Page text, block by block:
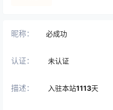
昵称： 必成功
认证： 未认证
描述： 入驻本站1113天